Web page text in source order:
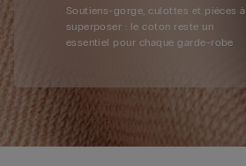
Soutiens-gorge, culottes et pièces à
superposer : le coton reste un
essentiel pour chaque garde-robe